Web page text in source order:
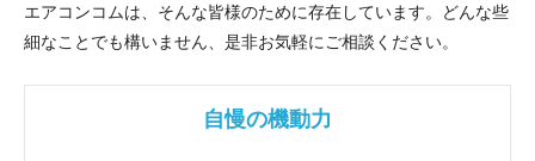
エアコンコムは、そんな皆様のために存在しています。どんな些
細なことでも構いません、是非お気軽にご相談ください。
自慢の機動力